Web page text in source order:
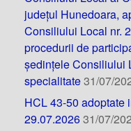
județul Hunedoara,
Consiliului Local nr.
procedurii de
ședințele Consiliului
specialitate31/07/
HCL 43-50 adoptate
29.07.202631/07/